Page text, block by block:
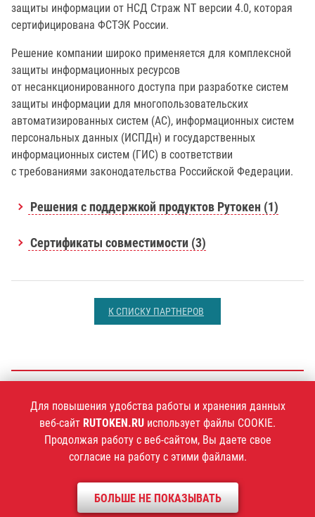
защиты информации от НСД Страж NT версии 4.0, которая
сертифицирована ФСТЭК России.
Решение компании широко применяется для комплексной
защиты информационных ресурсов
от несанкционированного доступа при разработке систем
защиты информации для многопользовательских
автоматизированных систем (АС), информационных систем
персональных данных (ИСПДн) и государственных
информационных систем (ГИС) в соответствии
с требованиями законодательства Российской Федерации.
Решения с поддержкой продуктов Рутокен (1)
Сертификаты совместимости (3)
К СПИСКУ ПАРТНЕРОВ
+7 (495)925-77-90
1994–2026 ©Компания «Актив»
Политика конфиденциальности
Для повышения удобства работы и хранения данных
веб-сайт RUTOKEN.RU использует файлы COOKIE.
Продолжая работу с веб-сайтом, Вы даете свое
согласие на работу с этими файлами.
БОЛЬШЕ НЕ ПОКАЗЫВАТЬ